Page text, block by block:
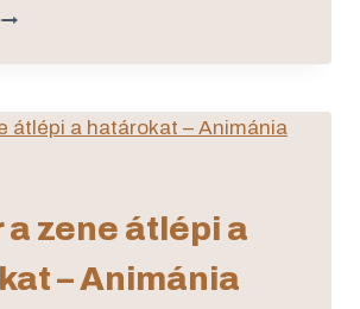
zene átlépi a
– Animánia